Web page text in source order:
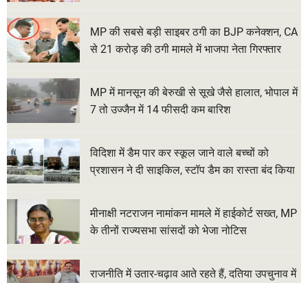
MP की सबसे बड़ी साइबर ठगी का BJP कनेक्शन, CA
से 21 करोड़ की ठगी मामले में भाजपा नेता गिरफ्तार
MP में मानसून की बेरुखी से सूखे जैसे हालात, भोपाल में
7 तो उज्जैन में 14 फीसदी कम बारिश
विदिशा में डैम पार कर स्कूल जाने वाले बच्चों को
प्रशासन ने दी साइकिल, स्टॉप डैम का रास्ता बंद किया
मीनाक्षी नटराजन नामांकन मामले में हाईकोर्ट सख्त, MP
के तीनों राज्यसभा सांसदों को भेजा नोटिस
राजनीति में उतार-चढ़ाव आते रहते हैं, दतिया उपचुनाव में